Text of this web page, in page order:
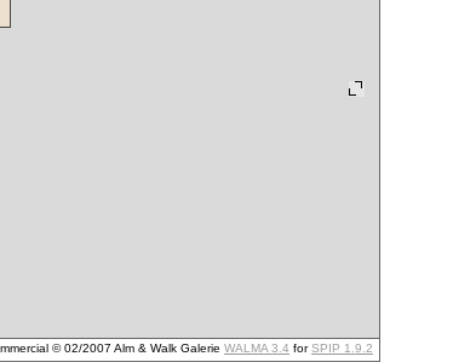
© 02/2007 Alm & Walk Galerie WALMA 3.4 forSPIP 1.9.2